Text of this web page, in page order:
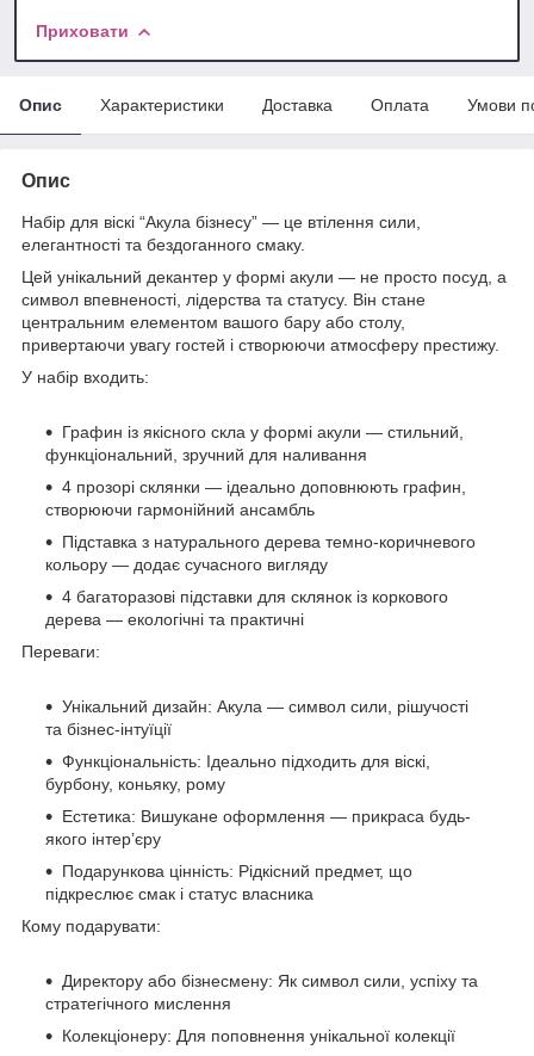
Приховати
Опис Характеристики Доставка Оплата Умови
Опис
Набір для віскі “Акула бізнесу” — це втілення сили,
елегантності та бездоганного смаку.
Цей унікальний декантер у формі акули — не просто посуд, а
символ впевненості, лідерства та статусу. Він стане
центральним елементом вашого бару або столу,
привертаючи увагу гостей і створюючи атмосферу престижу.
У набір входить:
Графин із якісного скла у формі акули — стильний,
функціональний, зручний для наливання
4 прозорі склянки — ідеально доповнюють графин,
створюючи гармонійний ансамбль
Підставка з натурального дерева темно-коричневого
кольору — додає сучасного вигляду
4 багаторазові підставки для склянок із коркового
дерева — екологічні та практичні
Переваги:
Унікальний дизайн: Акула — символ сили, рішучості
та бізнес-інтуїції
Функціональність: Ідеально підходить для віскі,
бурбону, коньяку, рому
Естетика: Вишукане оформлення — прикраса будь-
якого інтер’єру
Подарункова цінність: Рідкісний предмет, що
підкреслює смак і статус власника
Кому подарувати:
Директору або бізнесмену: Як символ сили, успіху та
стратегічного мислення
Колекціонеру: Для поповнення унікальної колекції